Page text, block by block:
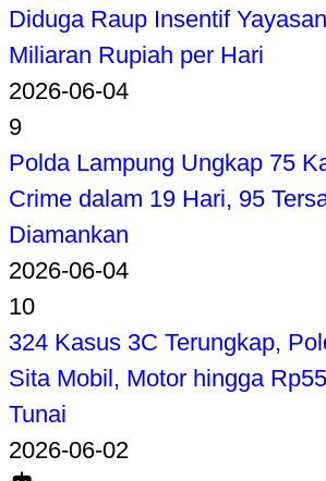
Diduga Raup Insentif
Miliaran Rupiah per Hari
2026-06-04
9
Polda Lampung Ungkap 75
Crime dalam 19 Hari, 95
Diamankan
2026-06-04
10
324 Kasus 3C Terungkap,
Sita Mobil, Motor hingga
Tunai
2026-06-02